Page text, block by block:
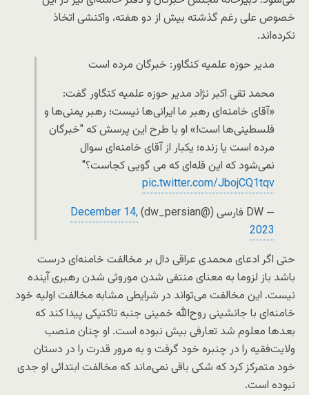
خصوص علی رغم گذشته بیش از دو هفته، واکنشی اتخاذ
نکرده‌اند.
مدیر حوزه علمیه کنگاور: خبرگان مرده است
محمد تقی اکبر نژاد مدیر حوزه علمیه کنگاور گفت:
«آقای خامنه‌ای رهبر ما ایرانی‌ها نیست؛ رهبر یمنی‌ها و
فلسطینی‌ها است!» او با طرح این پرسش که "خبرگان
مرده است یا زنده؛ یکبار از آقای خامنه‌ای سوال
نمی‌شود که این قله‌ای که می گویی کجاست؟"
pic.twitter.com/JbojCQ1tqv
— DW فارسی (@dw_persian)
December 14,
2023
حتی اگر ادعای محمدی عراقی دال بر مخالفت خامنه‌ای درست
باشد باز لزوما به معنای منتفی شدن موروثی شدن رهبری آینده
نیست. این مخالفت می‌تواند در شرایطی مشابه مخالفت اولیه خود
خامنه‌ای با جانشینی روح‌الله خمینی جنبه تاکتیکی پیدا کند که
بعدها معلوم شد تعارفی بیش نبوده‌ است. او چنان منصب
ولایت‌فقیه را در چنبره خود گرفت و به مرور قدرت را در دستان
خود متمرکز کرد که شکی باقی نمی‌ماند که مخالفت ابتدائی او جدی
نبوده است.